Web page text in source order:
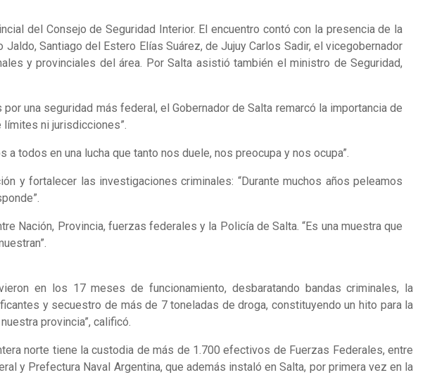
del Consejo de Seguridad Interior. El encuentro contó con la presencia de la
Santiago del Estero Elías Suárez, de Jujuy Carlos Sadir, el vicegobernador
y provinciales del área. Por Salta asistió también el ministro de Seguridad,
una seguridad más federal, el Gobernador de Salta remarcó la importancia de
límites ni jurisdicciones”.
todos en una lucha que tanto nos duele, nos preocupa y nos ocupa”.
y fortalecer las investigaciones criminales: “Durante muchos años peleamos
Nación, Provincia, fuerzas federales y la Policía de Salta. “Es una muestra que
en los 17 meses de funcionamiento, desbaratando bandas criminales, la
y secuestro de más de 7 toneladas de droga, constituyendo un hito para la
provincia”, calificó.
norte tiene la custodia de más de 1.700 efectivos de Fuerzas Federales, entre
y Prefectura Naval Argentina, que además instaló en Salta, por primera vez en la